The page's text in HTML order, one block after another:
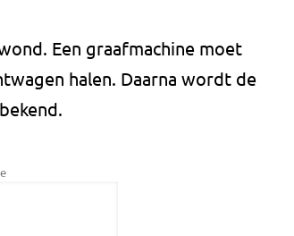
Een graafmachine moet
halen. Daarna wordt de